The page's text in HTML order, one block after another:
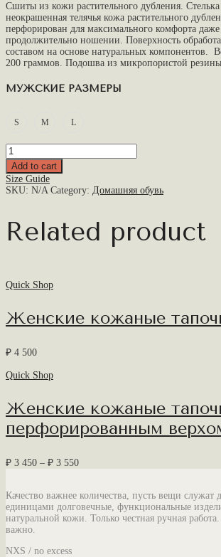
Сшиты из кожи растительного дубления.
неокрашенная телячья кожа растительного
перфорирован для максимального комфорта
продолжительно ношении. Поверхность
составом на основе натуральных компонентов.
200 граммов. Подошва из микропористой
МУЖСКИЕ РАЗМЕРЫ
S M L
Add to cart
Size Guide
SKU: N/A Category: Домашняя обувь
Related product
Quick Shop
Женские кожаные
₽ 4 500
Quick Shop
Женские кожаные
перфорированным
₽ 3 450 – ₽ 3 550
Качество важнее количества, пусть вещи служат
единицами долговечные, функциональные
натуральной кожи. Только честная ручная
важно.
NXS / no excess